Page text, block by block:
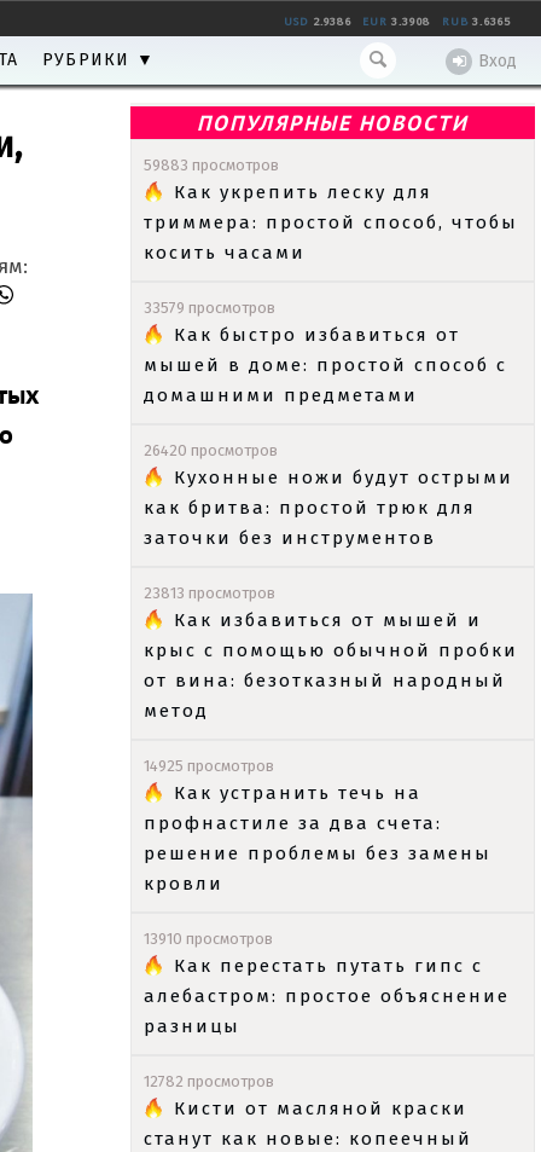
USD 2.9386 EUR 3.3908 RUB 3.6365
Вход
РУБРИКИ ▼
ПОПУЛЯРНЫЕ НОВОСТИ
59883 просмотров
Как укрепить леску для
триммера: простой способ, чтобы
косить часами
33579 просмотров
Как быстро избавиться от
мышей в доме: простой способ с
домашними предметами
26420 просмотров
Кухонные ножи будут острыми
как бритва: простой трюк для
заточки без инструментов
23813 просмотров
Как избавиться от мышей и
крыс с помощью обычной пробки
от вина: безотказный народный
метод
14925 просмотров
Как устранить течь на
профнастиле за два счета:
решение проблемы без замены
кровли
13910 просмотров
Как перестать путать гипс с
алебастром: простое объяснение
разницы
12782 просмотров
Кисти от масляной краски
станут как новые: копеечный